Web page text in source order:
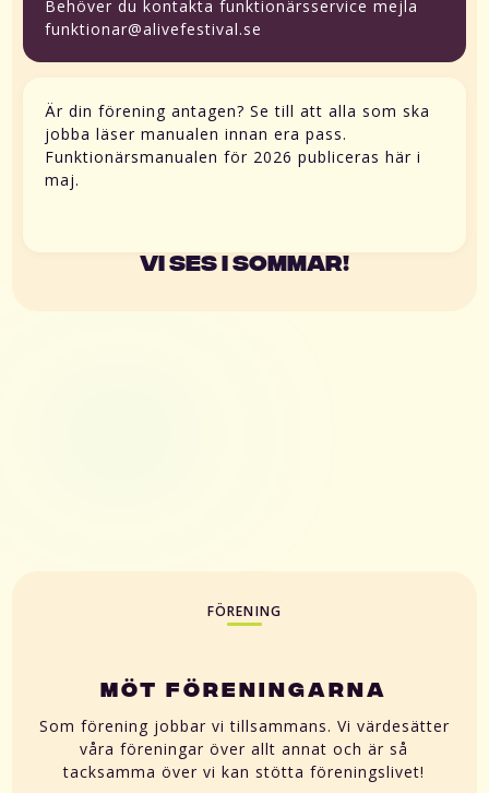
Behöver du kontakta funktionärsservice mejla
funktionar@alivefestival.se
Är din förening antagen? Se till att alla som ska
jobba läser manualen innan era pass.
Funktionärsmanualen för 2026 publiceras här i
maj.
Vi ses i sommar!
FÖRENING
MÖT FÖRENINGARNA
Som förening jobbar vi tillsammans. Vi värdesätter
våra föreningar över allt annat och är så
tacksamma över vi kan stötta föreningslivet!